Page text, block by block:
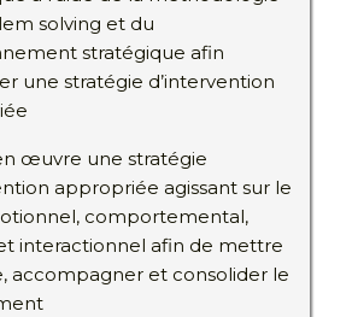
solving et du
stratégique afin
une stratégie d’intervention
œuvre une stratégie
appropriée agissant sur le
comportemental,
interactionnel afin de mettre
accompagner et consolider le